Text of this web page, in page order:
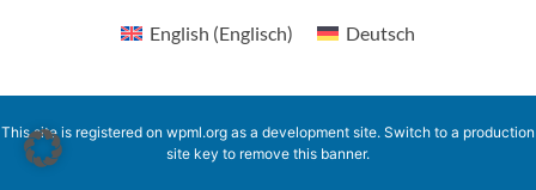
English (Englisch) Deutsch
This site is registered on wpml.org as a development site. Switch to a production
site key to remove this banner.